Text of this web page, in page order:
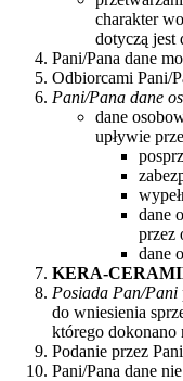
charakter
dotyczą jest
Pani/Pana dane
Odbiorcami Pani/
Pani/Pana dane
dane
upływie
dane
przez
dane
KERA-
Posiada Pan/Pani
do wniesienia
którego dokonano
Podanie przez
Pani/Pana dane